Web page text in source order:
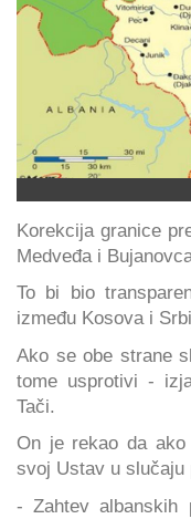
Korekcija granice
Medveđa i
To bi bio
između Kosova i
Ako se obe strane
tome usprotivi -
Tači.
On je rekao da
svoj Ustav u slučaju
- Zahtev albanskih